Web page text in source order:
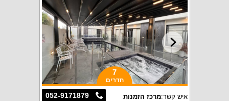
7
חדרים
052-9171879 איש קשר:מרכז הזמנות